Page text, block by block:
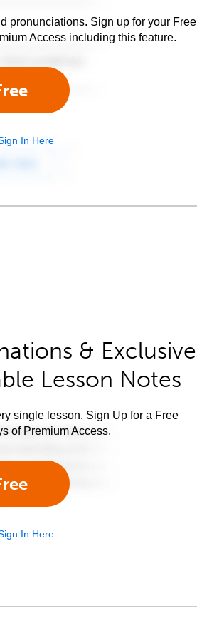
pronunciations. Sign up for your Free
Access including this feature.
In Here
& Exclusive
Lesson Notes
single lesson. Sign Up for a Free
of Premium Access.
In Here